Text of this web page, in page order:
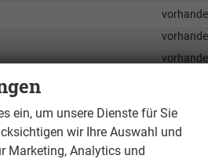
vorhanden
ein, um unsere Dienste für Sie
wir Ihre Auswahl und
Marketing, Analytics und